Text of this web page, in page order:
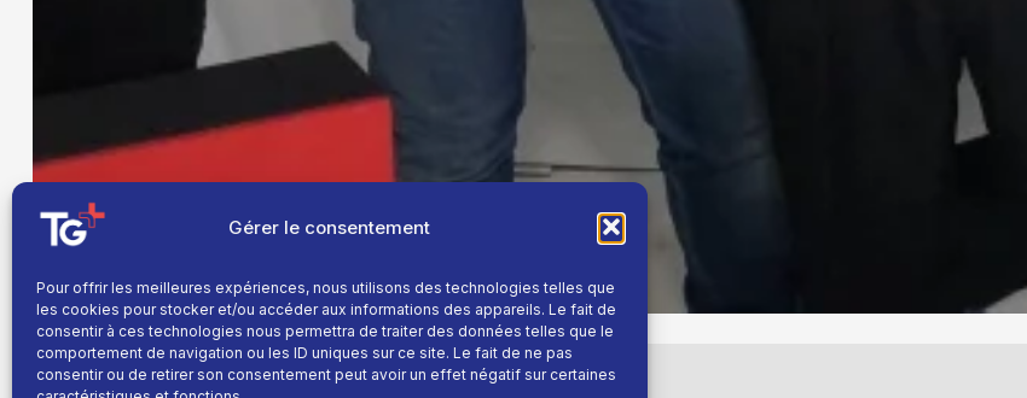
Gérer le consentement
Pour offrir les meilleures expériences, nous utilisons des technologies telles que
les cookies pour stocker et/ou accéder aux informations des appareils. Le fait de
consentir à ces technologies nous permettra de traiter des données telles que le
comportement de navigation ou les ID uniques sur ce site. Le fait de ne pas
consentir ou de retirer son consentement peut avoir un effet négatif sur certaines